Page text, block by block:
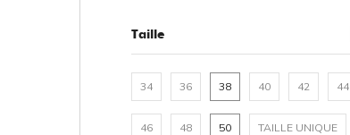
Taille
34 36 38 40 42 44
46 48 50 TAILLE UNIQUE